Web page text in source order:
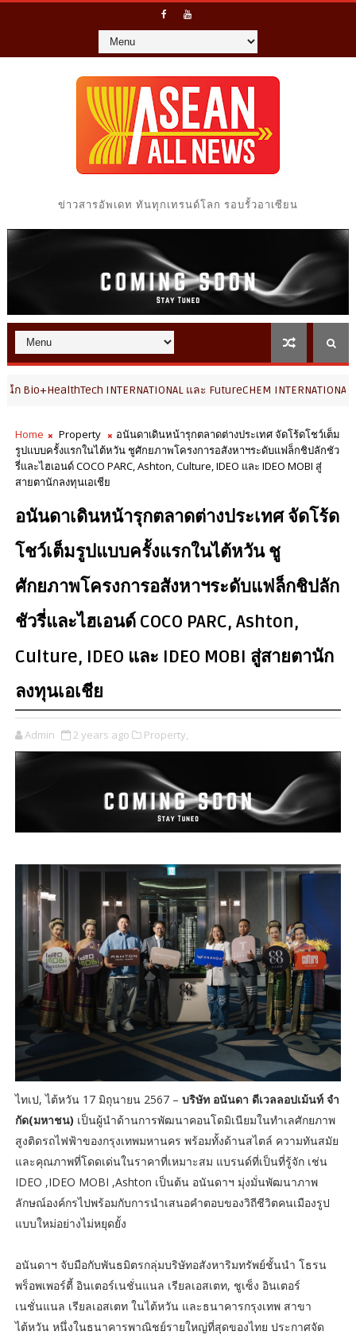
ข่าวสารอัพเดท ทันทุกเทรนด์โลก รอบรั้วอาเซียน
INTERNATIONAL และ FutureCHEM INTERNATIONAL เปิดเว
Home Property
อนันดาเดินหน้ารุกตลาดต่างประเทศ จัดโร้ดโชว์เต็ม
รูปแบบครั้งแรกในไต้หวัน ชูศักยภาพโครงการอสังหาฯระดับแฟล็กชิปลักชัว
รี่และไฮเอนด์ COCO PARC, Ashton, Culture, IDEO และ IDEO MOBI สู่
สายตานักลงทุนเอเชีย
อนันดาเดินหน้ารุกตลาดต่างประเทศ จัดโร้ด
โชว์เต็มรูปแบบครั้งแรกในไต้หวัน ชู
ศักยภาพโครงการอสังหาฯระดับแฟล็กชิปลัก
ชัวรี่และไฮเอนด์ COCO PARC, Ashton,
Culture, IDEO และ IDEO MOBI สู่สายตานัก
ลงทุนเอเชีย
Admin 2 years ago Property,
ไทเป, ไต้หวัน 17 มิถุนายน 2567 – บริษัท อนันดา ดีเวลลอปเม้นท์ จํา
กัด(มหาชน) เป็นผู้นำด้านการพัฒนาคอนโดมิเนียมในทำเลศักยภาพ
สูงติดรถไฟฟ้าของกรุงเทพมหานคร พร้อมทั้งด้านสไตล์ ความทันสมัย
และคุณภาพที่โดดเด่นในราคาที่เหมาะสม แบรนด์ที่เป็นที่รู้จัก เช่น
IDEO ,IDEO MOBI ,Ashton เป็นต้น อนันดาฯ มุ่งมั่นพัฒนาภาพ
ลักษณ์องค์กรไปพร้อมกับการนำเสนอคำตอบของวิถีชีวิตคนเมืองรูป
แบบใหม่อย่างไม่หยุดยั้ง
อนันดาฯ จับมือกับพันธมิตรกลุ่มบริษัทอสังหาริมทรัพย์ชั้นนำ โธรน
พร็อพเพอร์ตี้ อินเตอร์เนชั่นแนล เรียลเอสเตท, ชูเซ็ง อินเตอร์
เนชั่นแนล เรียลเอสเตท ในไต้หวัน และธนาคารกรุงเทพ สาขา
ไต้หวัน หนึ่งในธนาคารพาณิชย์รายใหญ่ที่สุดของไทย ประกาศจัด